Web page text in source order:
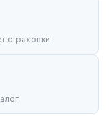
страховки